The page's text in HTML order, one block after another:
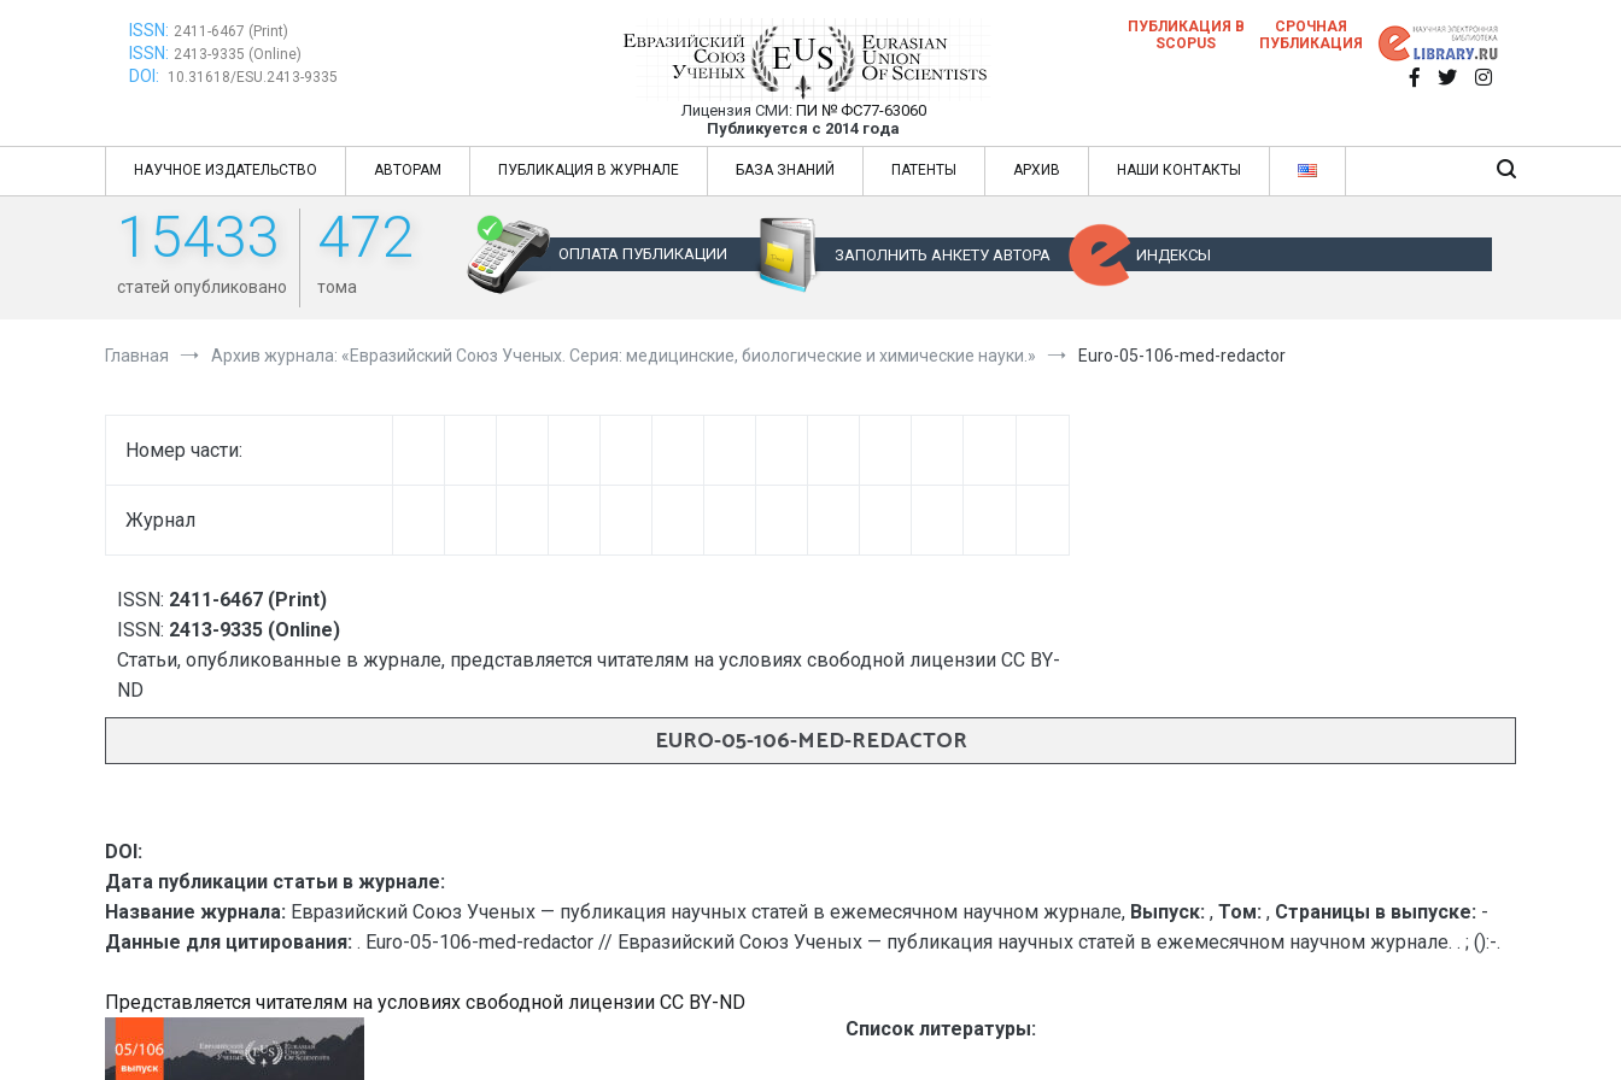
ISSN: 2411-6467 (Print)
ISSN: 2413-9335 (Online)
DOI: 10.31618/ESU.2413-9335
Евразийский Союз Ученых — публикация научных статей в ежемесячном научном
журнале
Лицензия СМИ: ПИ № ФС77-63060
Публикуется с 2014 года
Евразийский Союз Ученых — публикация научных статей в ежемесячном научном журнале
ПУБЛИКАЦИЯ В
SCOPUS
СРОЧНАЯ
ПУБЛИКАЦИЯ
НАУЧНОЕ ИЗДАТЕЛЬСТВО АВТОРАМ ПУБЛИКАЦИЯ В ЖУРНАЛЕ БАЗА ЗНАНИЙ ПАТЕНТЫ АРХИВ НАШИ КОНТАКТЫ
15433
статей опубликовано
472
тома
ОПЛАТА ПУБЛИКАЦИИ ЗАПОЛНИТЬ АНКЕТУ АВТОРА ИНДЕКСЫ
Главная Архив журнала: «Евразийский Союз Ученых. Серия: медицинские, биологические и химические науки.» Euro-05-106-med-redactor
Номер части:
Журнал
ISSN: 2411-6467 (Print)
ISSN: 2413-9335 (Online)
Статьи, опубликованные в журнале, представляется читателям на условиях свободной лицензии CC BY-
ND
EURO-05-106-MED-REDACTOR
DOI:
Дата публикации статьи в журнале:
Название журнала: Евразийский Союз Ученых — публикация научных статей в ежемесячном научном журнале, Выпуск: , Том: , Страницы в выпуске: -
Данные для цитирования: . Euro-05-106-med-redactor // Евразийский Союз Ученых — публикация научных статей в ежемесячном научном журнале. . ; ():-.
Представляется читателям на условиях свободной лицензии CC BY-ND
Список литературы: